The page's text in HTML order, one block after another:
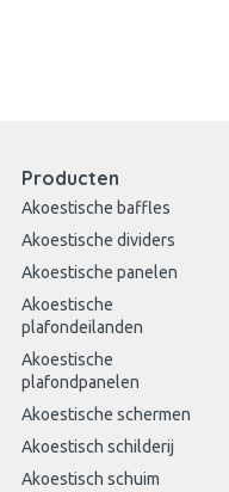
Producten
Akoestische baffles
Akoestische dividers
Akoestische panelen
Akoestische
plafondeilanden
Akoestische
plafondpanelen
Akoestische schermen
Akoestisch schilderij
Akoestisch schuim